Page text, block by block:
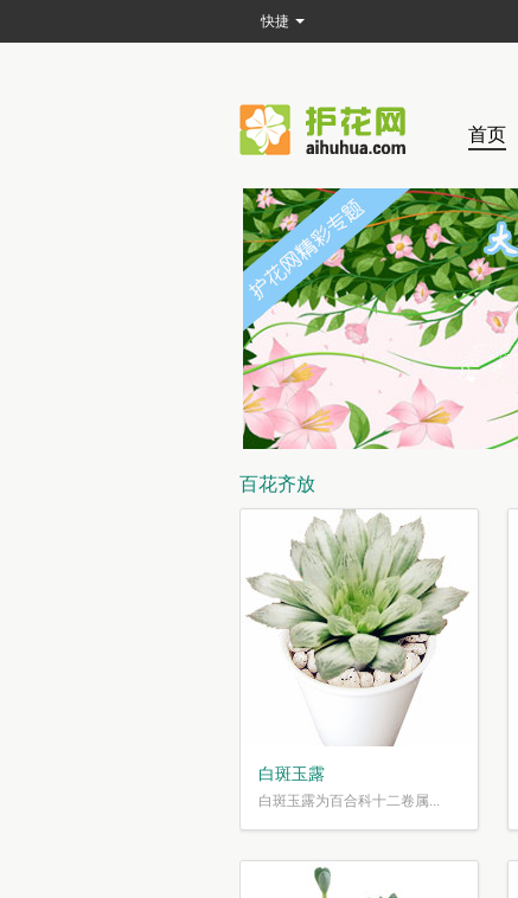
首页
百花齐放
白斑玉露
白斑玉露为百合科十二卷属...
快捷